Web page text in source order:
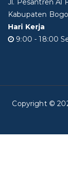
Jl. Pesantren Al
Kabupaten
Hari Kerja
9:00 - 18:00
Copyright ©